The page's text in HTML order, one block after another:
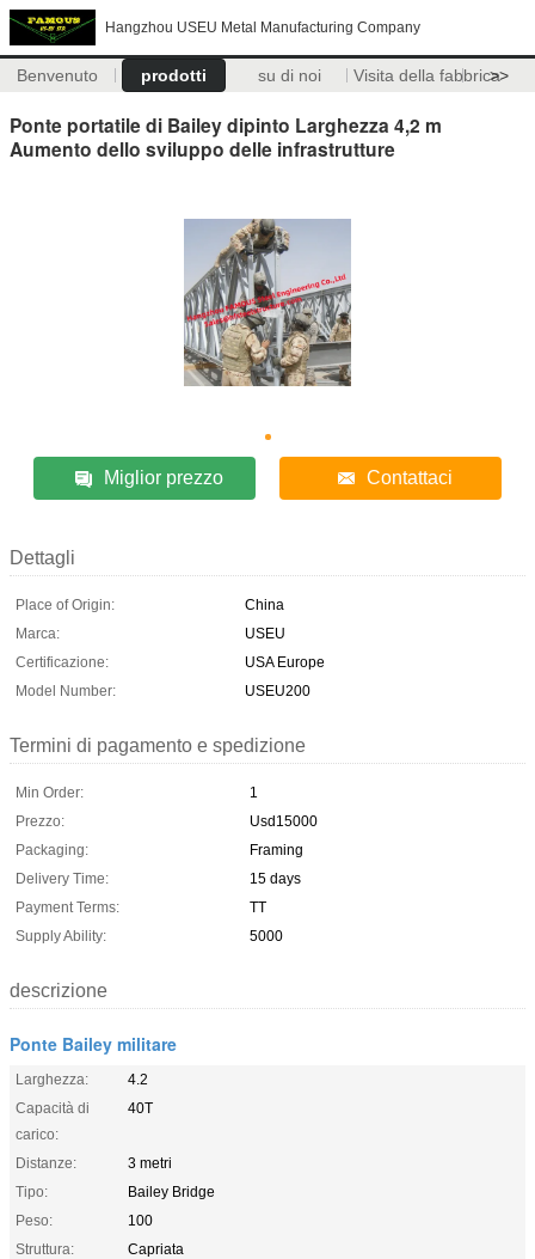
Hangzhou USEU Metal Manufacturing Company
Benvenuto prodotti su di noi Visita della fabbrica>>
Ponte portatile di Bailey dipinto Larghezza 4,2 m
Aumento dello sviluppo delle infrastrutture
Miglior prezzo Contattaci
Dettagli
Place of Origin:
China
Marca:
USEU
Certificazione:
USA Europe
Model Number:
USEU200
Termini di pagamento e spedizione
Min Order:
1
Prezzo:
Usd15000
Packaging:
Framing
Delivery Time:
15 days
Payment Terms:
TT
Supply Ability:
5000
descrizione
Ponte Bailey militare
Larghezza:
4.2
Capacità di
carico:
40T
Distanze:
3 metri
Tipo:
Bailey Bridge
Peso:
100
Struttura:
Capriata